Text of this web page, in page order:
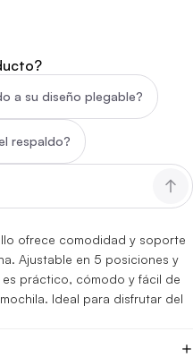
a su diseño plegable?
respaldo?
ofrece comodidad y soporte
Ajustable en 5 posiciones y
práctico, cómodo y fácil de
Ideal para disfrutar del